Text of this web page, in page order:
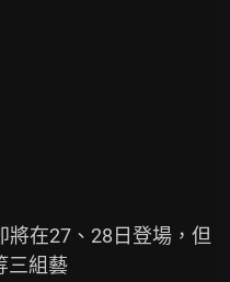
將在27、28日登場，但
三組藝